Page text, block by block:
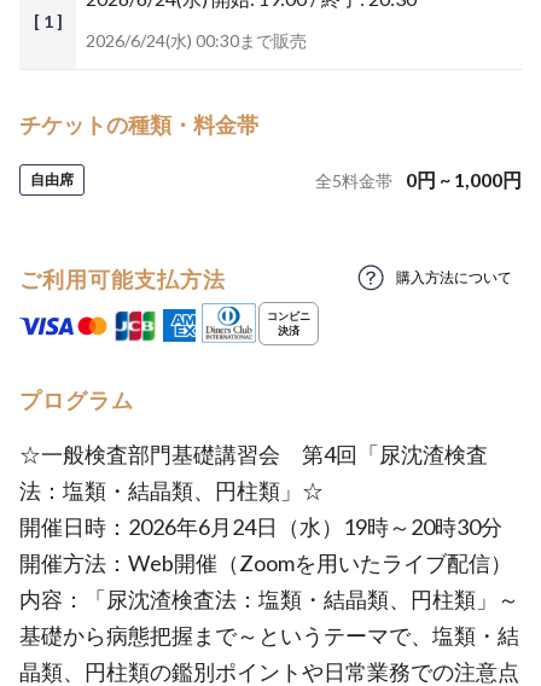
[ 1 ]
2026/6/24(水) 00:30まで販売
チケットの種類・料金帯
自由席 全5料金帯 0円 ~ 1,000円
ご利用可能支払方法 購入方法について
プログラム
☆一般検査部門基礎講習会 第4回「尿沈渣検査
法：塩類・結晶類、円柱類」☆
開催日時：2026年6月24日（水）19時～20時30分
開催方法：Web開催（Zoomを用いたライブ配信）
内容：「尿沈渣検査法：塩類・結晶類、円柱類」～
基礎から病態把握まで～というテーマで、塩類・結
晶類、円柱類の鑑別ポイントや日常業務での注意点